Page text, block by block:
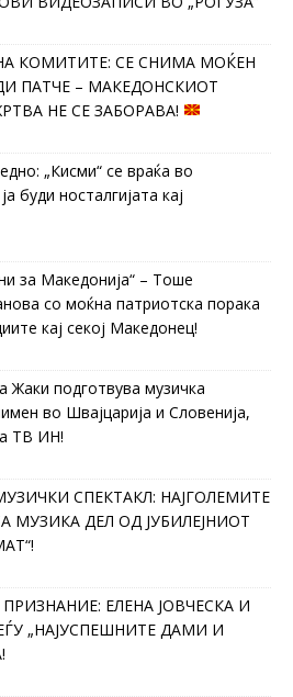
КОМИТИТЕ: СЕ СНИМА МОЌЕН
ПАТЧЕ – МАКЕДОНСКИОТ
НЕ СЕ ЗАБОРАВА!
„Кисми“ се враќа во
буди носталгијата кај
за Македонија“ – Тоше
со моќна патриотска порака
кај секој Македонец!
подготвува музичка
во Швајцарија и Словенија,
ТВ ИН!
СПЕКТАКЛ: НАЈГОЛЕМИТЕ
ДЕЛ ОД ЈУБИЛЕЈНИОТ
ЕЛЕНА ЈОВЧЕСКА И
„НАЈУСПЕШНИТЕ ДАМИ И